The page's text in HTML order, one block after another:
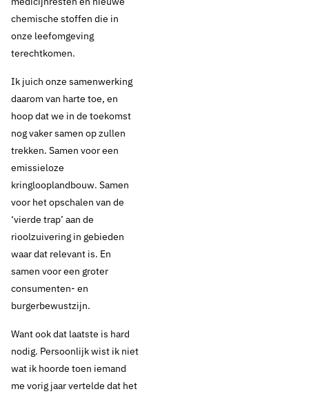
chemische stoffen die in
onze leefomgeving
terechtkomen.
Ik juich onze samenwerking
daarom van harte toe, en
hoop dat we in de toekomst
nog vaker samen op zullen
trekken. Samen voor een
emissieloze
kringlooplandbouw. Samen
voor het opschalen van de
‘vierde trap’ aan de
rioolzuivering in gebieden
waar dat relevant is. En
samen voor een groter
consumenten- en
burgerbewustzijn.
Want ook dat laatste is hard
nodig. Persoonlijk wist ik niet
wat ik hoorde toen iemand
me vorig jaar vertelde dat het